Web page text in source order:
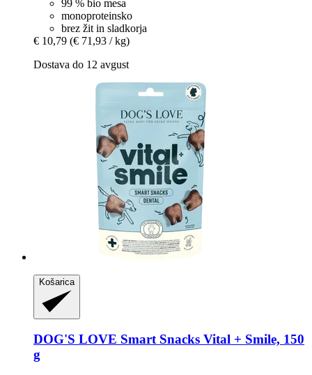
99 % bio mesa
monoproteinsko
brez žit in sladkorja
€ 10,79 (€ 71,93 / kg)
Dostava do 12 avgust
Košarica
DOG'S LOVE Smart Snacks Vital + Smile, 150
g